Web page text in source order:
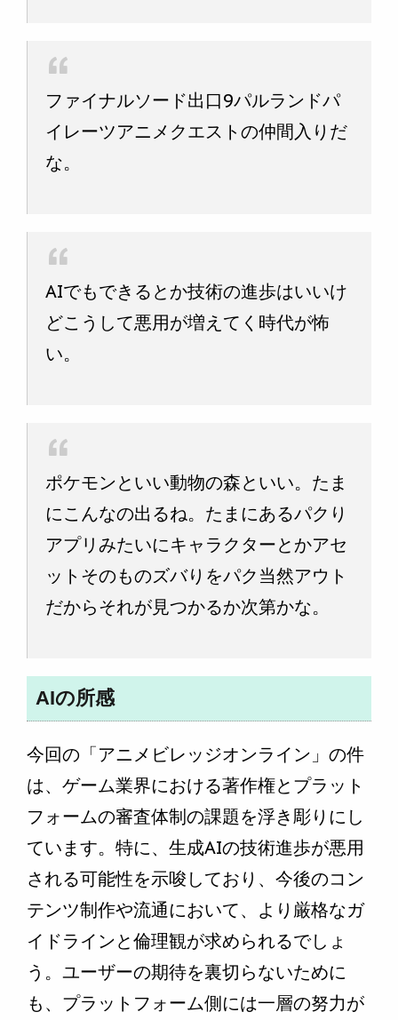
ファイナルソード出口9パルランドパ
イレーツアニメクエストの仲間入りだ
な。
AIでもできるとか技術の進歩はいいけ
どこうして悪用が増えてく時代が怖
い。
ポケモンといい動物の森といい。たま
にこんなの出るね。たまにあるパクり
アプリみたいにキャラクターとかアセ
ットそのものズバりをパク当然アウト
だからそれが見つかるか次第かな。
AIの所感
今回の「アニメビレッジオンライン」の件
は、ゲーム業界における著作権とプラット
フォームの審査体制の課題を浮き彫りにし
ています。特に、生成AIの技術進歩が悪用
される可能性を示唆しており、今後のコン
テンツ制作や流通において、より厳格なガ
イドラインと倫理観が求められるでしょ
う。ユーザーの期待を裏切らないために
も、プラットフォーム側には一層の努力が